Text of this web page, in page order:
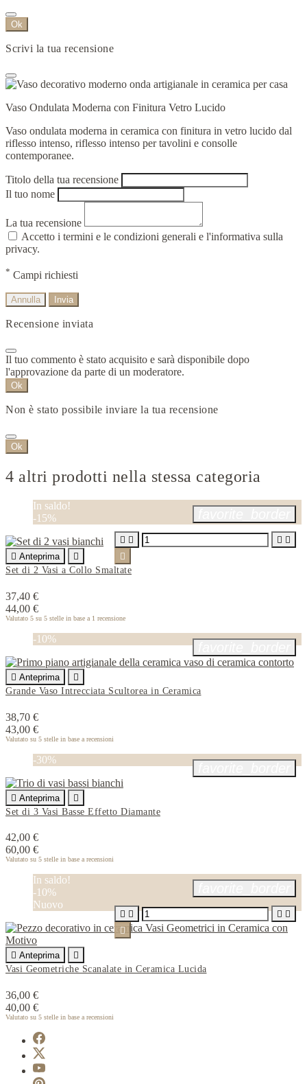
Ok
Scrivi la tua recensione
Vaso Ondulata Moderna con Finitura Vetro Lucido
Vaso ondulata moderna in ceramica con finitura in vetro lucido dal
riflesso intenso, riflesso intenso per tavolini e consolle
contemporanee.
Titolo della tua recensione
Il tuo nome
La tua recensione
Accetto i termini e le condizioni generali e l'informativa sulla
privacy.
* Campi richiesti
Annulla Invia
Recensione inviata
Il tuo commento è stato acquisito e sarà disponibile dopo
l'approvazione da parte di un moderatore.
Ok
Non è stato possibile inviare la tua recensione
Ok
4 altri prodotti nella stessa categoria
In saldo!
-15%
 Anteprima

Set di 2 Vasi a Collo Smaltate
37,40 €
44,00 €
Valutato 5 su 5 stelle in base a 1 recensione
   

-10%
 Anteprima

Grande Vaso Intrecciata Scultorea in Ceramica
38,70 €
43,00 €
Valutato su 5 stelle in base a recensioni
-30%
 Anteprima

Set di 3 Vasi Basse Effetto Diamante
42,00 €
60,00 €
Valutato su 5 stelle in base a recensioni
In saldo!
-10%
Nuovo
 Anteprima

Vasi Geometriche Scanalate in Ceramica Lucida
36,00 €
40,00 €
Valutato su 5 stelle in base a recensioni
   
